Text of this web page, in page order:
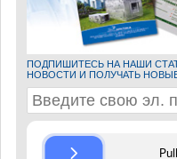
ПОДПИШИТЕСЬ НА НАШИ
НОВОСТИ И ПОЛУЧАТЬ